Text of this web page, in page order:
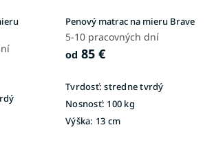
Penový matrac na mieru Brave
5-10 pracovných dní
od 85 €
Tvrdosť: stredne tvrdý
Nosnosť: 100 kg
Výška: 13 cm